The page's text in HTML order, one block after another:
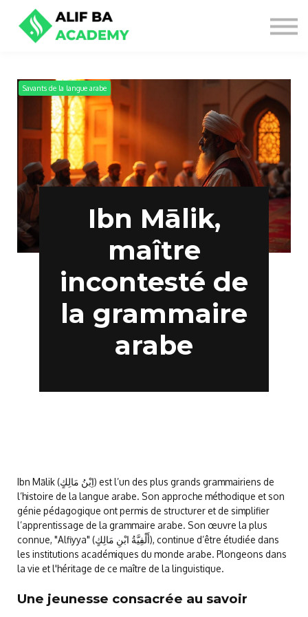
NOS OFFRES
SE CONNECTER
Savants de la langue arabe
Ibn Mālik,
maître
incontesté de
la grammaire
arabe
Ibn Mālik (اِبْنُ مَالِكٍ) est l’un des plus grands grammairiens de
l’histoire de la langue arabe. Son approche méthodique et son
génie pédagogique ont permis de structurer et de simplifier
l’apprentissage de la grammaire arabe. Son œuvre la plus
connue, "Alfiyya" (أَلْفِيَّةُ ابْنِ مَالِكٍ), continue d’être étudiée dans
les institutions académiques du monde arabe. Plongeons dans
la vie et l'héritage de ce maître de la linguistique.
Une jeunesse consacrée au savoir